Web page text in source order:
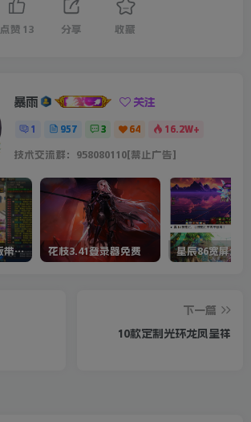
点赞 13 分享 收藏
暴雨 关注
1 957 3 64 16.2W+
技术交流群：958080110[禁止广告]
70黑神话悟空原版带cdk等全套文件 花枝3.41登录器免费 星辰86宽屏全套
下一篇
10款定制光环龙凤呈祥